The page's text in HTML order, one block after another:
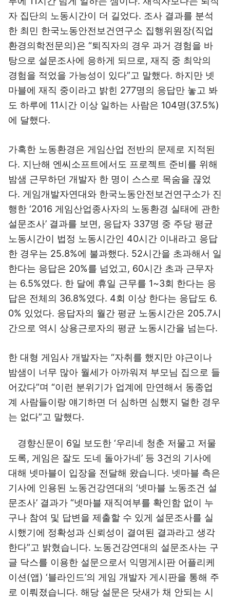
자 집단의 노동시간이 더 길었다. 조사 결과를 분석
한 최민 한국노동안전보건연구소 집행위원장(직업
환경의학전문의)은 “퇴직자의 경우 과거 경험을 바
탕으로 설문조사에 응하게 되므로, 재직 중 최악의
경험을 적었을 가능성이 있다”고 말했다. 하지만 넷
마블에 재직 중이라고 밝힌 277명의 응답만 놓고 봐
도 하루에 11시간 이상 일하는 사람은 104명(37.5%)
에 달했다.
가혹한 노동환경은 게임산업 전반의 문제로 지적된
다. 지난해 엔씨소프트에서도 프로젝트 준비를 위해
밤샘 근무하던 개발자 한 명이 스스로 목숨을 끊었
다. 게임개발자연대와 한국노동안전보건연구소가 진
행한 ‘2016 게임산업종사자의 노동환경 실태에 관한
설문조사’ 결과를 보면, 응답자 337명 중 주당 평균
노동시간이 법정 노동시간인 40시간 이내라고 응답
한 경우는 25.8%에 불과했다. 52시간을 초과해서 일
한다는 응답은 20%를 넘었고, 60시간 초과 근무자
는 6.5%였다. 한 달에 휴일 근무를 1~3회 한다는 응
답은 전체의 36.8%였다. 4회 이상 한다는 응답도 6.
0% 있었다. 응답자의 월간 평균 노동시간은 205.7시
간으로 역시 상용근로자의 평균 노동시간을 넘는다.
한 대형 게임사 개발자는 “자취를 했지만 야근이나
밤샘이 너무 많아 월세가 아까워져 부모님 집으로 들
어갔다”며 “이런 분위기가 업계에 만연해서 동종업
계 사람들이랑 얘기하면 더 심하면 심했지 덜한 경우
는 없다”고 말했다.
경향신문이 6일 보도한 ‘우리네 청춘 저물고 저물
도록, 게임은 잘도 도네 돌아가네’ 등 3건의 기사에
대해 넷마블이 입장을 전달해 왔습니다. 넷마블 측은
기사에 인용된 노동건강연대의 ‘넷마블 노동조건 설
문조사’ 결과가 “넷마블 재직여부를 확인함 없이 누
구나 참여 및 답변을 제출할 수 있게 설문조사를 실
시했기에 정확성과 신뢰성이 결여된 결과라고 생각
한다”고 밝혔습니다. 노동건강연대의 설문조사는 구
글 닥스를 이용한 설문으로서 익명게시판 어플리케
이션(앱) ‘블라인드’의 게임 개발자 게시판을 통해 주
로 이뤄졌습니다. 해당 설문은 닷새가 채 안되는 시